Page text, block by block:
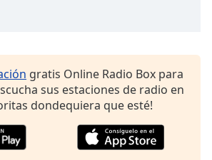
gratis Online Radio Box para
sus estaciones de radio en
dondequiera que esté!